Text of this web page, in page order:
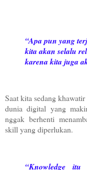
“Apa pun yang
kita akan selalu
karena kita juga
Saat kita sedang
dunia digital yang
nggak berhenti
skill yang diperlukan.
“Knowledge